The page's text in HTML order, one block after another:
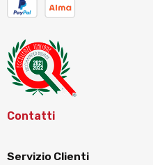
Contatti
Servizio Clienti